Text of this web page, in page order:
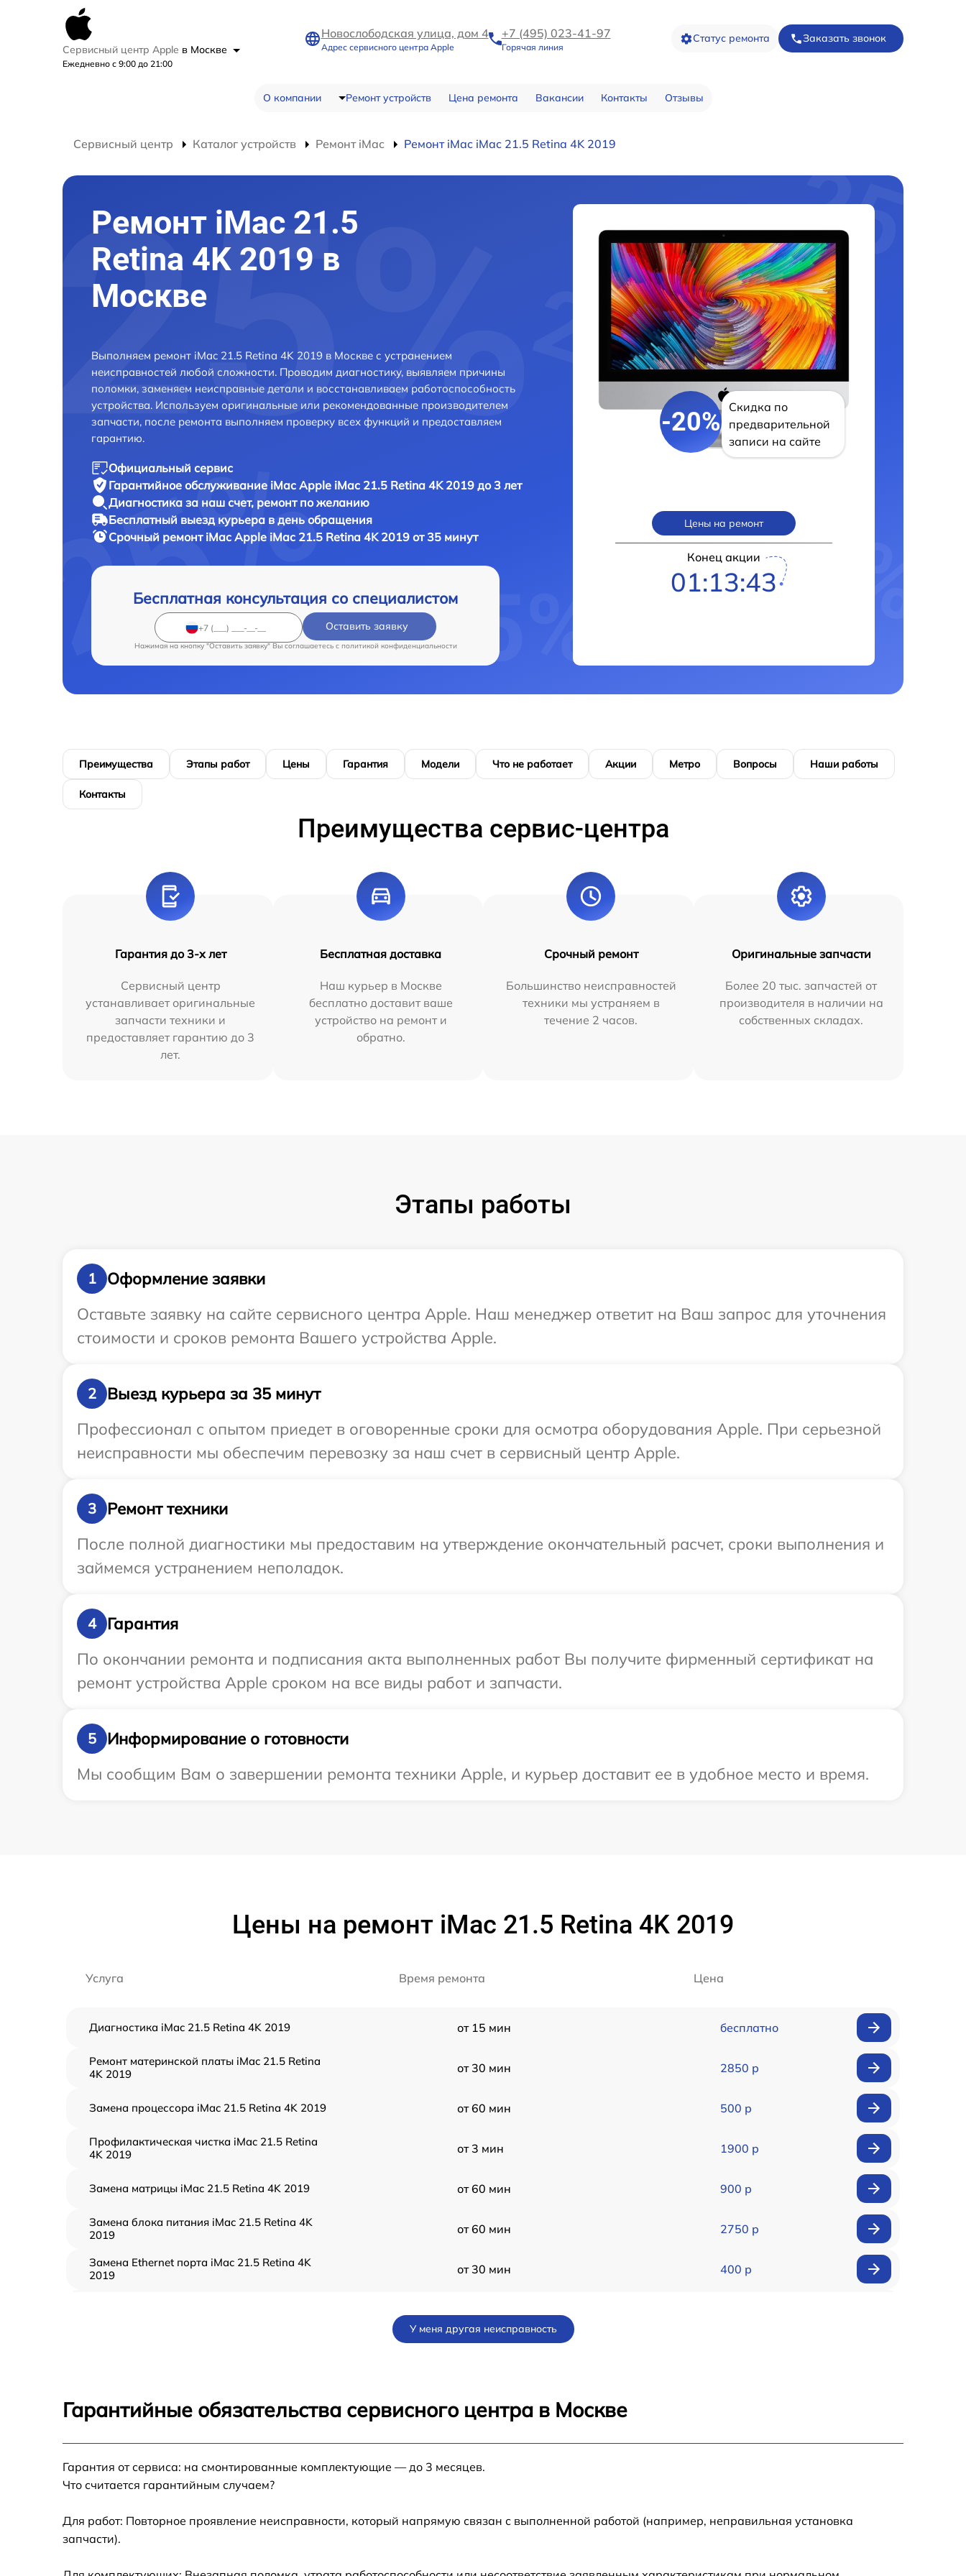
Сервисный центр Apple в Москве
Ежедневно с 9:00 до 21:00
Новослободская улица, дом 4
Адрес сервисного центра Apple
+7 (495) 023-41-97
Горячая линия
Статус ремонта Заказать звонок
О компании Ремонт устройств Цена ремонта Вакансии Контакты Отзывы
Сервисный центр Каталог устройств Ремонт iMac Ремонт iMac iMac 21.5 Retina 4K 2019
Ремонт iMac 21.5
Retina 4K 2019 в
Москве
Выполняем ремонт iMac 21.5 Retina 4K 2019 в Москве с устранением
неисправностей любой сложности. Проводим диагностику, выявляем причины
поломки, заменяем неисправные детали и восстанавливаем работоспособность
устройства. Используем оригинальные или рекомендованные производителем
запчасти, после ремонта выполняем проверку всех функций и предоставляем
гарантию.
Официальный сервис
Гарантийное обслуживание iMac Apple iMac 21.5 Retina 4K 2019 до 3 лет
Диагностика за наш счет, ремонт по желанию
Бесплатный выезд курьера в день обращения
Срочный ремонт iMac Apple iMac 21.5 Retina 4K 2019 от 35 минут
Бесплатная консультация со специалистом
Оставить заявку
Нажимая на кнопку "Оставить заявку" Вы соглашаетесь c политикой конфиденциальности
-20%
Скидка по
предварительной
записи на сайте
Цены на ремонт
Конец акции
01:13:42
Преимущества Этапы работ Цены Гарантия Модели Что не работает Акции Метро Вопросы Наши работы
Контакты
Преимущества сервис-центра
Гарантия до 3-х лет
Сервисный центр
устанавливает оригинальные
запчасти техники и
предоставляет гарантию до 3
лет.
Бесплатная доставка
Наш курьер в Москве
бесплатно доставит ваше
устройство на ремонт и
обратно.
Срочный ремонт
Большинство неисправностей
техники мы устраняем в
течение 2 часов.
Оригинальные запчасти
Более 20 тыс. запчастей от
производителя в наличии на
собственных складах.
Этапы работы
1
Оформление заявки
Оставьте заявку на сайте сервисного центра Apple. Наш менеджер ответит на Ваш запрос для уточнения
стоимости и сроков ремонта Вашего устройства Apple.
2
Выезд курьера за 35 минут
Профессионал с опытом приедет в оговоренные сроки для осмотра оборудования Apple. При серьезной
неисправности мы обеспечим перевозку за наш счет в сервисный центр Apple.
3
Ремонт техники
После полной диагностики мы предоставим на утверждение окончательный расчет, сроки выполнения и
займемся устранением неполадок.
4
Гарантия
По окончании ремонта и подписания акта выполненных работ Вы получите фирменный сертификат на
ремонт устройства Apple сроком на все виды работ и запчасти.
5
Информирование о готовности
Мы сообщим Вам о завершении ремонта техники Apple, и курьер доставит ее в удобное место и время.
Цены на ремонт iMac 21.5 Retina 4K 2019
Услуга Время ремонта Цена
Диагностика iMac 21.5 Retina 4K 2019 от 15 мин бесплатно
Ремонт материнской платы iMac 21.5 Retina
4K 2019
от 30 мин 2850 р
Замена процессора iMac 21.5 Retina 4K 2019 от 60 мин 500 р
Профилактическая чистка iMac 21.5 Retina
4K 2019
от 3 мин 1900 р
Замена матрицы iMac 21.5 Retina 4K 2019 от 60 мин 900 р
Замена блока питания iMac 21.5 Retina 4K
2019
от 60 мин 2750 р
Замена Ethernet порта iMac 21.5 Retina 4K
2019
от 30 мин 400 р
Замена аккумулятора (батареи) iMac 21.5
Retina 4K 2019
от 30 мин
У меня другая неисправность
Гарантийные обязательства сервисного центра в Москве
Гарантия от сервиса: на смонтированные комплектующие — до 3 месяцев.
Что считается гарантийным случаем?
Для работ: Повторное проявление неисправности, который напрямую связан с выполненной работой (например, неправильная установка
запчасти).